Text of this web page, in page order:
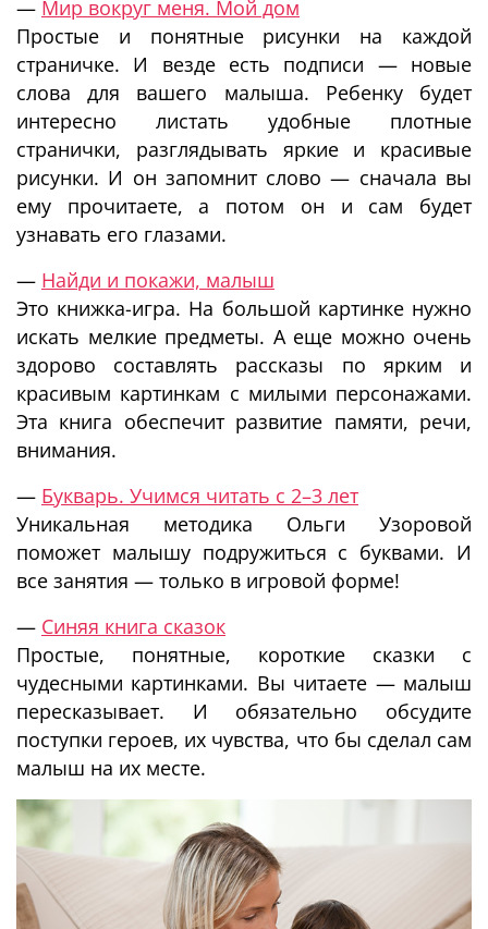
— Мир вокруг меня. Мой дом
Простые и понятные рисунки на каждой
страничке. И везде есть подписи — новые
слова для вашего малыша. Ребенку будет
интересно листать удобные плотные
странички, разглядывать яркие и красивые
рисунки. И он запомнит слово — сначала вы
ему прочитаете, а потом он и сам будет
узнавать его глазами.
— Найди и покажи, малыш
Это книжка-игра. На большой картинке нужно
искать мелкие предметы. А еще можно очень
здорово составлять рассказы по ярким и
красивым картинкам с милыми персонажами.
Эта книга обеспечит развитие памяти, речи,
внимания.
— Букварь. Учимся читать с 2–3 лет
Уникальная методика Ольги Узоровой
поможет малышу подружиться с буквами. И
все занятия — только в игровой форме!
— Синяя книга сказок
Простые, понятные, короткие сказки с
чудесными картинками. Вы читаете — малыш
пересказывает. И обязательно обсудите
поступки героев, их чувства, что бы сделал сам
малыш на их месте.